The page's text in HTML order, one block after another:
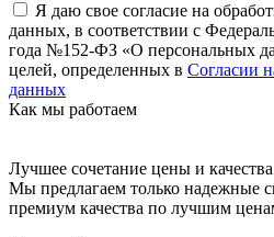
Я даю свое согласие на
данных, в соответствии с
года №152-ФЗ «О персональных
целей, определенных в Согласии
данных
Как мы работаем
Лучшее сочетание цены и качества
Мы предлагаем только надежные
премиум качества по лучшим